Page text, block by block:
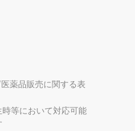
薬品販売に関する表
等において対応可能